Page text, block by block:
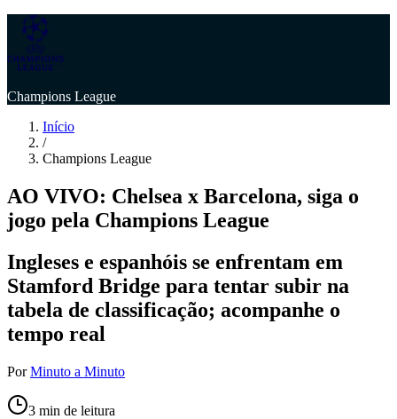
Champions League
Início
/
Champions League
AO VIVO: Chelsea x Barcelona, siga o
jogo pela Champions League
Ingleses e espanhóis se enfrentam em
Stamford Bridge para tentar subir na
tabela de classificação; acompanhe o
tempo real
Por Minuto a Minuto
3 min de leitura